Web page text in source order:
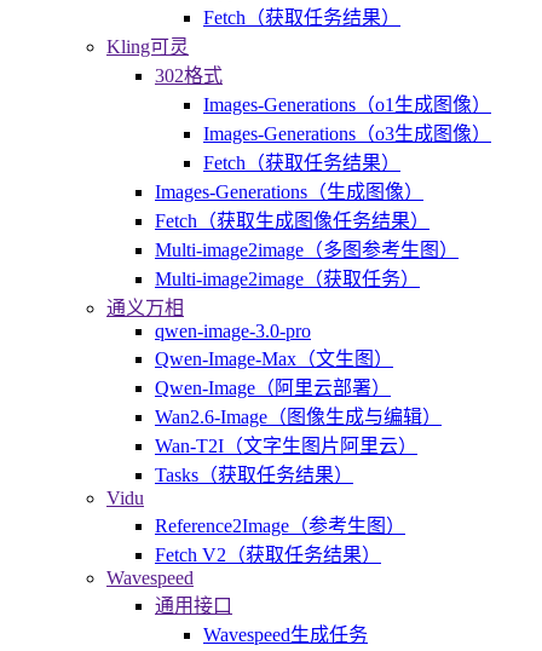
Fetch（获取任务结果）
Kling可灵
302格式
Images-Generations（o1生成图像）
Images-Generations（o3生成图像）
Fetch（获取任务结果）
Images-Generations（生成图像）
Fetch（获取生成图像任务结果）
Multi-image2image（多图参考生图）
Multi-image2image（获取任务）
通义万相
qwen-image-3.0-pro
Qwen-Image-Max（文生图）
Qwen-Image（阿里云部署）
Wan2.6-Image（图像生成与编辑）
Wan-T2I（文字生图片阿里云）
Tasks（获取任务结果）
Vidu
Reference2Image（参考生图）
Fetch V2（获取任务结果）
Wavespeed
通用接口
Wavespeed生成任务